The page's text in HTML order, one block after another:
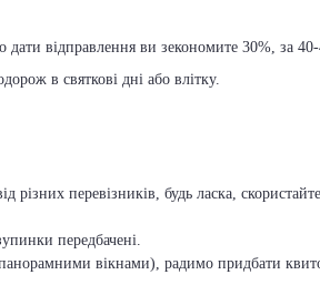
відправлення ви зекономите 30%, за
в святкові дні або влітку.
різних перевізників, будь ласка,
передбачені.
вікнами), радимо придбати